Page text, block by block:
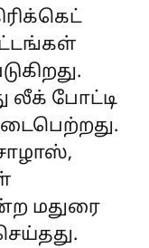
லீக் போட்டி
மதுரை